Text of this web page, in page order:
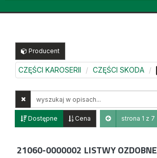
Producent
CZĘŚCI KAROSERII CZĘŚCI SKODA
opisach
Dostępne Cena strona 1 z 7
21060-0000002 LISTWY OZDOBNE